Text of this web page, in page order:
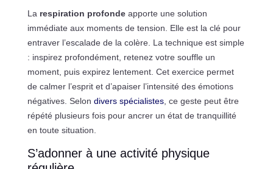
La respiration profondeapporte une solution
immédiate aux moments de tension. Elle est la clé pour
entraver l’escalade de la colère. La technique est simple
: inspirez profondément, retenez votre souffle un
moment, puis expirez lentement. Cet exercice permet
de calmer l’esprit et d’apaiser l’intensité des émotions
négatives. Selon divers spécialistes, ce geste peut être
répété plusieurs fois pour ancrer un état de tranquillité
en toute situation.
S’adonner à une activité physique